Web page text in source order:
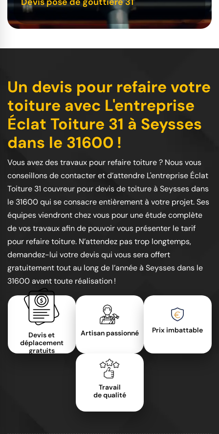
Un devis pour refaire votre
toiture avec L'entreprise
Éclat Toiture 31 à Seysses
dans le 31600 !
Vous avez des travaux pour refaire toiture ? Nous vous
conseillons de contacter et d’attendre L'entreprise Éclat
Toiture 31 couvreur pour devis de toiture à Seysses dans
le 31600 qui se consacre entièrement à votre projet. Ses
équipes viendront chez vous pour une étude complète
de vos travaux afin de pouvoir vous présenter le tarif
pour refaire toiture. N’attendez pas trop longtemps,
demandez-lui votre devis qui vous sera offert
gratuitement tout au long de l’année à Seysses dans le
31600 avant toute réalisation !
Devis et
déplacement
gratuits
Artisan passionné Prix imbattable
Travail
de qualité